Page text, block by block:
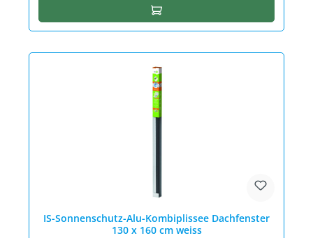
In den Warenkorb
IS-Sonnenschutz-Alu-Kombiplissee Dachfenster
130 x 160 cm weiss